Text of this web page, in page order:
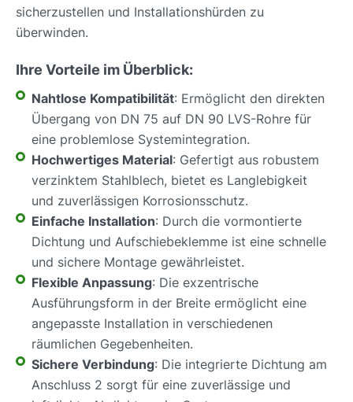
sicherzustellen und Installationshürden zu
überwinden.
Ihre Vorteile im Überblick:
Nahtlose Kompatibilität: Ermöglicht den direkten
Übergang von DN 75 auf DN 90 LVS-Rohre für
eine problemlose Systemintegration.
Hochwertiges Material: Gefertigt aus robustem
verzinktem Stahlblech, bietet es Langlebigkeit
und zuverlässigen Korrosionsschutz.
Einfache Installation: Durch die vormontierte
Dichtung und Aufschiebeklemme ist eine schnelle
und sichere Montage gewährleistet.
Flexible Anpassung: Die exzentrische
Ausführungsform in der Breite ermöglicht eine
angepasste Installation in verschiedenen
räumlichen Gegebenheiten.
Sichere Verbindung: Die integrierte Dichtung am
Anschluss 2 sorgt für eine zuverlässige und